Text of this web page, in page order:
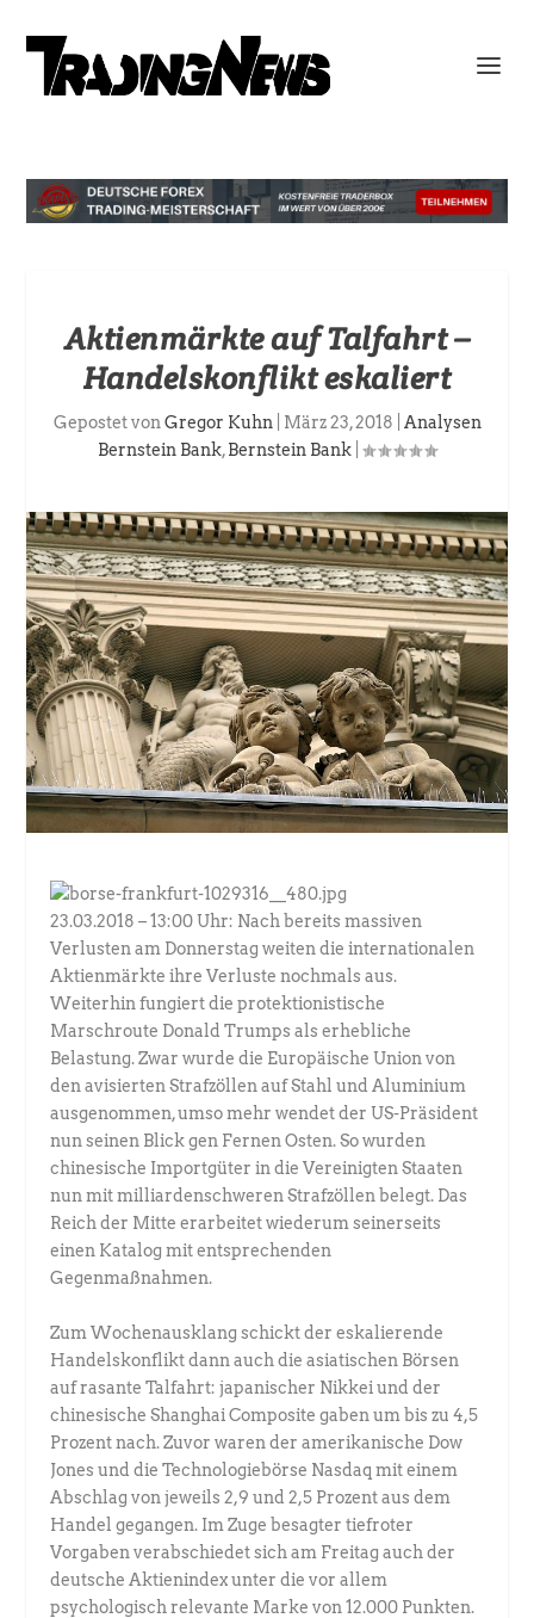
Aktienmärkte auf Talfahrt –
Handelskonflikt eskaliert
Gepostet vonGregor Kuhn| März 23, 2018
Analysen
Bernstein Bank,Bernstein Bank
23.03.2018 – 13:00 Uhr: Nach bereits massiven
Verlusten am Donnerstag weiten die internationalen
Aktienmärkte ihre Verluste nochmals aus.
Weiterhin fungiert die protektionistische
Marschroute Donald Trumps als erhebliche
Belastung. Zwar wurde die Europäische Union von
den avisierten Strafzöllen auf Stahl und Aluminium
ausgenommen, umso mehr wendet der US-Präsident
nun seinen Blick gen Fernen Osten. So wurden
chinesische Importgüter in die Vereinigten Staaten
nun mit milliardenschweren Strafzöllen belegt. Das
Reich der Mitte erarbeitet wiederum seinerseits
einen Katalog mit entsprechenden
Gegenmaßnahmen.
Zum Wochenausklang schickt der eskalierende
Handelskonflikt dann auch die asiatischen Börsen
auf rasante Talfahrt: japanischer Nikkei und der
chinesische Shanghai Composite gaben um bis zu 4,5
Prozent nach. Zuvor waren der amerikanische Dow
Jones und die Technologiebörse Nasdaq mit einem
Abschlag von jeweils 2,9 und 2,5 Prozent aus dem
Handel gegangen. Im Zuge besagter tiefroter
Vorgaben verabschiedet sich am Freitag auch der
deutsche Aktienindex unter die vor allem
psychologisch relevante Marke von 12.000 Punkten.